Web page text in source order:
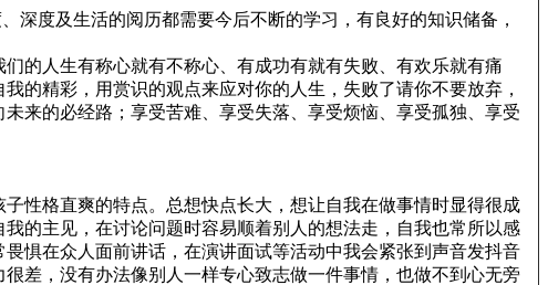
度及生活的阅历都需要今后不断的学习，有良好的知识储备，
的人生有称心就有不称心、有成功有就有失败、有欢乐就有痛
的精彩，用赏识的观点来应对你的人生，失败了请你不要放弃，
来的必经路；享受苦难、享受失落、享受烦恼、享受孤独、享受
性格直爽的特点。总想快点长大，想让自我在做事情时显得很成
的主见，在讨论问题时容易顺着别人的想法走，自我也常所以感
惧在众人面前讲话，在演讲面试等活动中我会紧张到声音发抖音
差，没有办法像别人一样专心致志做一件事情，也做不到心无旁